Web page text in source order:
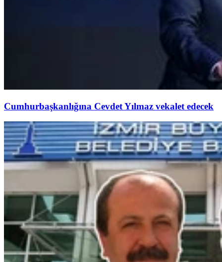
Cumhurbaşkanlığına Cevdet Yılmaz vekalet edecek